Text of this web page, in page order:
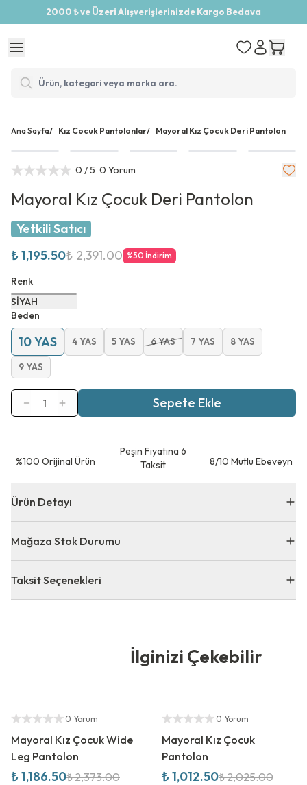
2000 ₺ ve Üzeri Alışverişlerinizde Kargo Bedava
Ana Sayfa/ Kız Cocuk Pantolonlar/ Mayoral Kız Çocuk Deri Pantolon
0 / 5 0 Yorum
Mayoral Kız Çocuk Deri Pantolon
Yetkili Satıcı
₺ 1,195.50₺ 2,391.00 %50 İndirim
Renk
SİYAH
Beden
10 YAS 4 YAS 5 YAS 6 YAS 7 YAS 8 YAS
9 YAS
1 Sepete Ekle
⁠%100 Orijinal Ürün
Peşin Fiyatına 6
Taksit
8/10 Mutlu Ebeveyn
Ürün Detayı
Mağaza Stok Durumu
Taksit Seçenekleri
İlginizi Çekebilir
Yetkili Satıcı
0 Yorum
Mayoral Kız Çocuk Wide
Leg Pantolon
₺ 1,186.50₺ 2,373.00
Yetkili Satıcı
0 Yorum
Mayoral Kız Çocuk
Pantolon
₺ 1,012.50₺ 2,025.00